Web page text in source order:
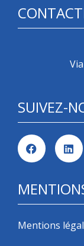
SUIVEZ-
Mentions